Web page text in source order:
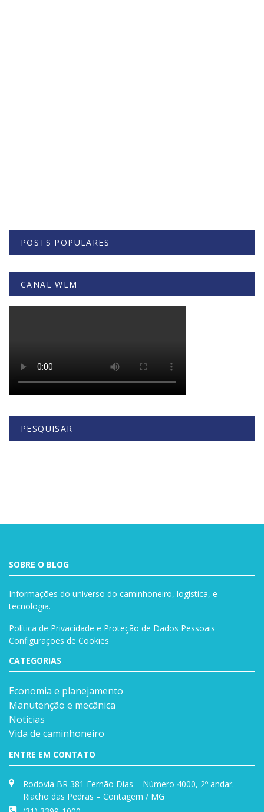
POSTS POPULARES
CANAL WLM
PESQUISAR
SOBRE O BLOG
Informações do universo do caminhoneiro, logística, e
tecnologia.
Política de Privacidade e Proteção de Dados Pessoais
Configurações de Cookies
CATEGORIAS
Economia e planejamento
Manutenção e mecânica
Notícias
Vida de caminhoneiro
ENTRE EM CONTATO
Rodovia BR 381 Fernão Dias – Número 4000, 2º andar.
Riacho das Pedras – Contagem / MG